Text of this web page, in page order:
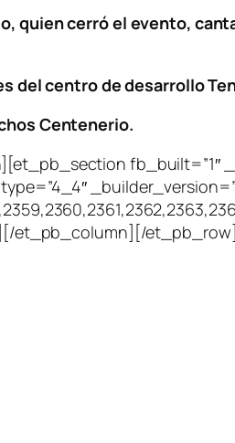
quien cerró el evento,
del centro de desarrollo
Centenerio.
fb_built=”1″
et_pb_column][/